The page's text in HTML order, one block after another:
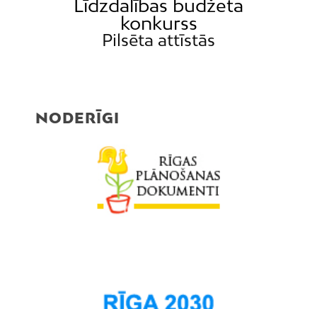
Līdzdalības budžeta
konkurss
Pilsēta attīstās
NODERĪGI